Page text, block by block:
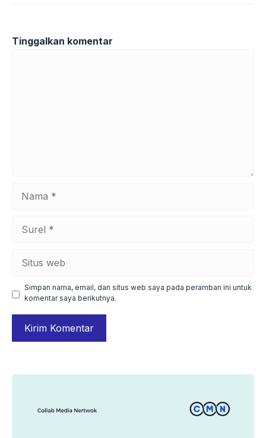
Tinggalkan komentar
web
Simpan nama, email, dan situs web saya pada peramban ini untuk
komentar saya berikutnya.